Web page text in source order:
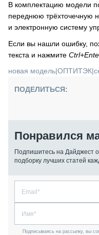
В комплектацию модели
переднюю трёхточечную
и электронную систему
Если вы нашли ошибку,
текста и нажмите
новая модель|ОПТИТЭК|
ПОДЕЛИТЬСЯ:
Понравился
Подпишитесь на Дайджест
подборку лучших статей
Подписываясь на рассылку, вы